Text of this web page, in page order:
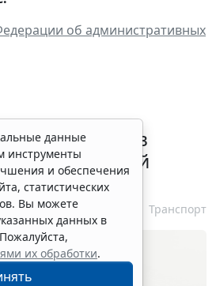
об административных
лишение прав
неизвестной
Транспорт
данные
инструменты
и обеспечения
статистических
Вы можете
данных в
их обработки.